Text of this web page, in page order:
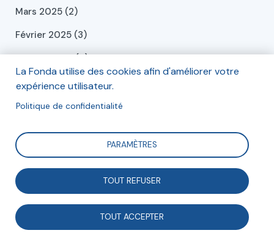
Mars 2025 (2)
Février 2025 (3)
Janvier 2025 (4)
Décembre 2024 (6)
Novembre 2024 (1)
Septembre 2024 (2)
Juillet 2024 (2)
Juin 2024 (2)
Mai 2024 (2)
La Fonda utilise des cookies afin d'améliorer votre
expérience utilisateur.
Politique de confidentialité
PARAMÈTRES
TOUT REFUSER
TOUT ACCEPTER